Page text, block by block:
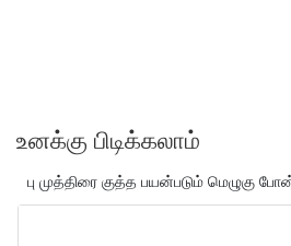
உனக்கு பிடிக்கலாம்
பு முத்திரை குத்த பயன்படும் மெழுகு